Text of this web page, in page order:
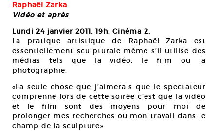
Raphaël Zarka
Vidéo et après
Lundi 24 janvier 2011. 19h. Cinéma 2.
La pratique artistique de Raphaël Zarka est
essentiellement sculpturale même s’il utilise des
médias tels que la vidéo, le film ou la
photographie.
«La seule chose que j’aimerais que le spectateur
comprenne lors de cette soirée c’est que la vidéo
et le film sont des moyens pour moi de
prolonger mes recherches ou mon travail dans le
champ de la sculpture».